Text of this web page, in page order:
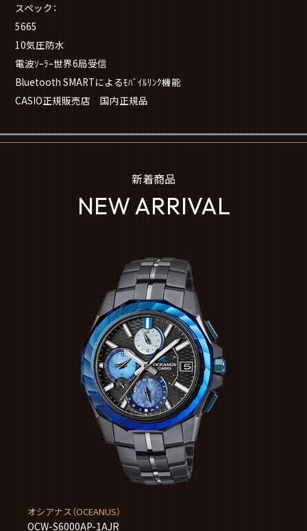
スペック：
5665
10気圧防水
電波ｿｰﾗｰ世界6局受信
Bluetooth SMARTによるﾓﾊﾞｲﾙﾘﾝｸ機能
CASIO正規販売店 国内正規品
新着商品
NEW ARRIVAL
オシアナス（OCEANUS）
OCW-S6000AP-1AJR